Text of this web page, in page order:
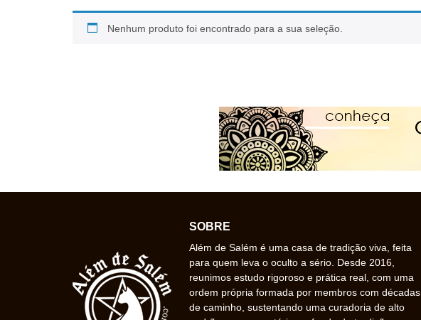
Nenhum produto foi encontrado para a sua seleção.
SOBRE
Além de Salém é uma casa de tradição viva, feita
para quem leva o oculto a sério. Desde 2016,
reunimos estudo rigoroso e prática real, com uma
ordem própria formada por membros com décadas
de caminho, sustentando uma curadoria de alto